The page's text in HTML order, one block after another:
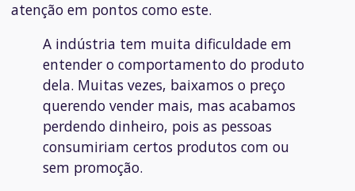
atenção em pontos como este.
A indústria tem muita dificuldade em
entender o comportamento do produto
dela. Muitas vezes, baixamos o preço
querendo vender mais, mas acabamos
perdendo dinheiro, pois as pessoas
consumiriam certos produtos com ou
sem promoção.